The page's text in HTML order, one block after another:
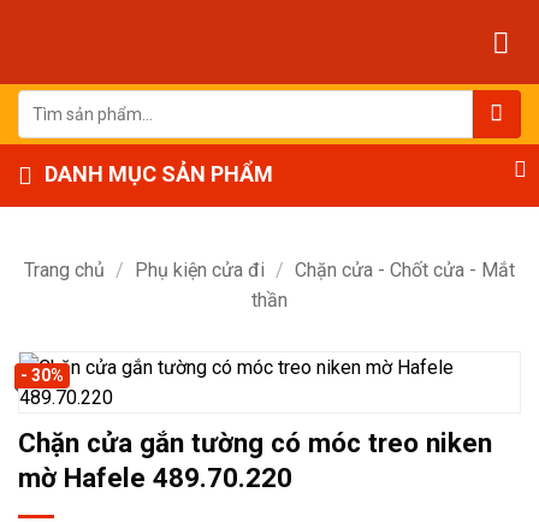
dung
Tìm
kiếm:
DANH MỤC SẢN PHẨM
Trang chủ / Phụ kiện cửa đi / Chặn cửa - Chốt cửa - Mắt
thần
- 30%
Chặn cửa gắn tường có móc treo niken
mờ Hafele 489.70.220